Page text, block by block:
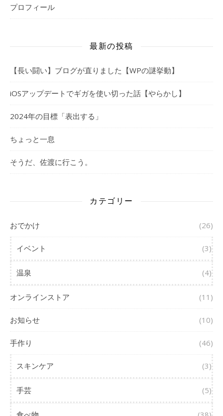
プロフィール
最新の投稿
【長い闘い】ブログが直りました【WPの謎挙動】
iOSアップデートでギガを使い切った話【やらかし】
2024年の目標「表出する」
ちょっと一息
そうだ、佐渡に行こう。
カテゴリー
おでかけ (26)
イベント (3)
温泉 (4)
オンラインストア (11)
お知らせ (10)
手作り (46)
スキンケア (3)
手芸 (5)